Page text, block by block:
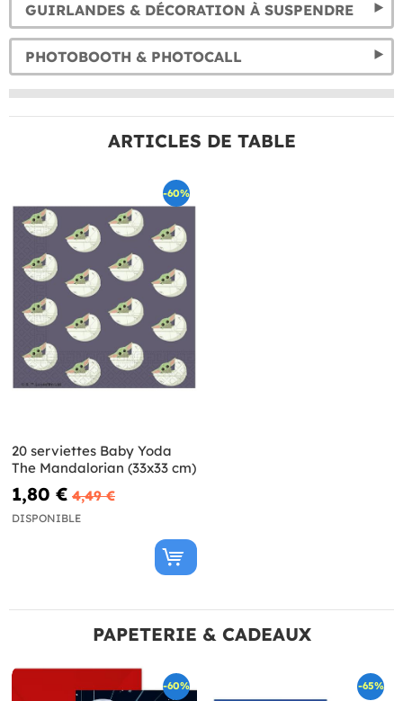
GUIRLANDES & DÉCORATION À SUSPENDRE
PHOTOBOOTH & PHOTOCALL
ARTICLES DE TABLE
-60%
20 serviettes Baby Yoda
The Mandalorian (33x33 cm)
1,80 € 4,49 €
DISPONIBLE
PAPETERIE & CADEAUX
-60% -65%